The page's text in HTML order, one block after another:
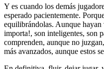
Y es cuando los demás
esperado pacientemente.
equilibrándolas. Aunque
importa!, son inteligentes, son
comprenden, aunque no
más avanzados, aunque estos